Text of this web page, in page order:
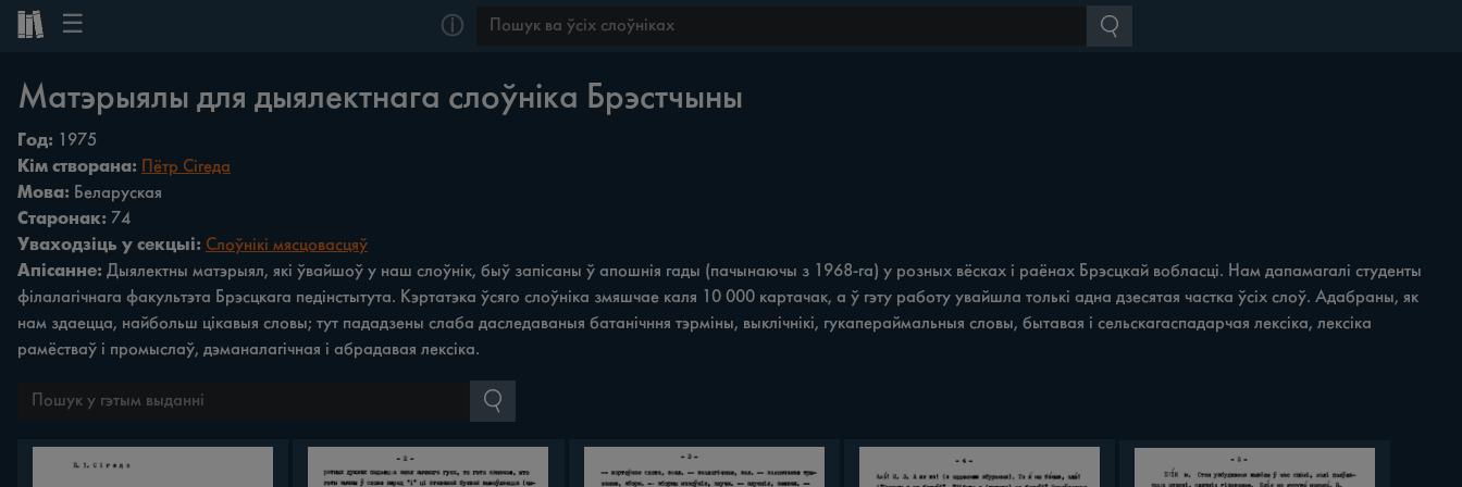
☰ ⓘ
Матэрыялы для дыялектнага слоўніка Брэстчыны
Год: 1975
Кім створана: Пётр Сігеда
Мова: Беларуская
Старонак: 74
Уваходзіць у секцыі: Слоўнікі мясцовасцяў
Апісанне: Дыялектны матэрыял, які ўвайшоў у наш слоўнік, быў запісаны ў апошнія гады (пачынаючы з 1968-га) у розных вёсках i раёнах Брэсцкай вобласці. Нам дапамагалі студенты
філалагічнага факультэта Брэсцкага педінстытута. Кэртатэка ўсяго слоўніка змяшчае каля 10 000 картачак, а ў гэту работу увайшла толькі адна дзесятая частка ўсіх слоў. Адабраны, як
нам здаецца, найбольш цікавыя словы; тут пададзены слаба даследаваныя батанічння тэрміны, выклічнікі, гукапераймальныя словы, бытавая i сельскагаспадарчая лексіка, лексіка
рамёстваў i промыслаў, дэманалагічная і абрадавая лексіка.